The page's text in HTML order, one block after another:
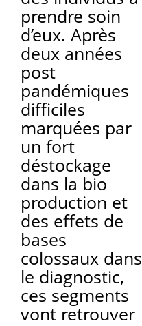
prendre soin
d’eux. Après
deux années
post
pandémiques
difficiles
marquées par
un fort
déstockage
dans la bio
production et
des effets de
bases
colossaux dans
le diagnostic,
ces segments
vont retrouver